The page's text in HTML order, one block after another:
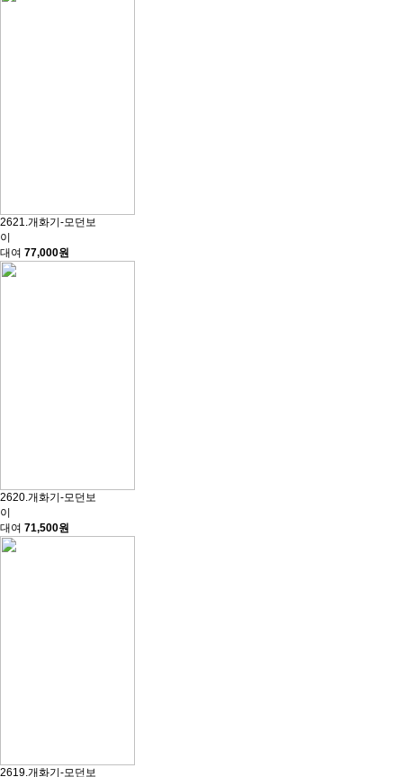
2621.개화기-모던보
이
대여 77,000원
2620.개화기-모던보
이
대여 71,500원
2619.개화기-모던보